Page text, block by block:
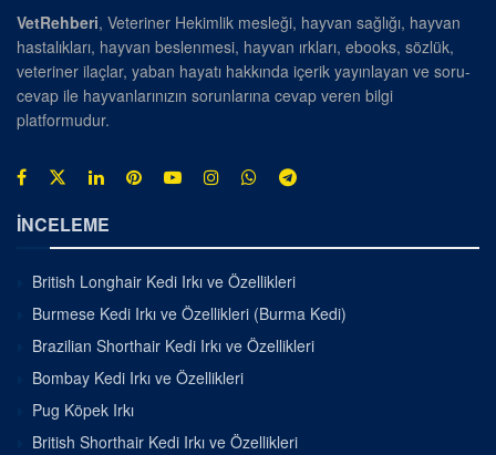
VetRehberi, Veteriner Hekimlik mesleği, hayvan sağlığı, hayvan
hastalıkları, hayvan beslenmesi, hayvan ırkları, ebooks, sözlük,
veteriner ilaçlar, yaban hayatı hakkında içerik yayınlayan ve soru-
cevap ile hayvanlarınızın sorunlarına cevap veren bilgi
platformudur.
İNCELEME
British Longhair Kedi Irkı ve Özellikleri
Burmese Kedi Irkı ve Özellikleri (Burma Kedi)
Brazilian Shorthair Kedi Irkı ve Özellikleri
Bombay Kedi Irkı ve Özellikleri
Pug Köpek Irkı
British Shorthair Kedi Irkı ve Özellikleri